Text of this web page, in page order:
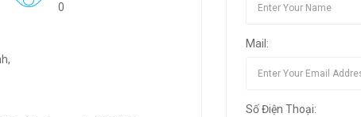
0
Mail:
Số Điện Thoại: